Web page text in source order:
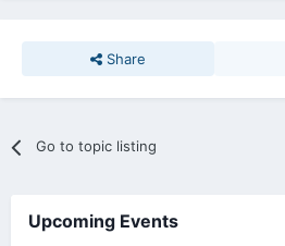
Share
Go to topic listing
Upcoming Events